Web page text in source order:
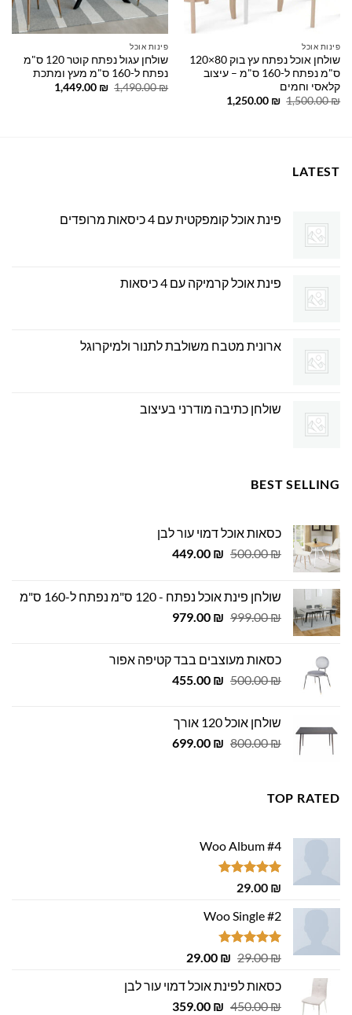
פינות אוכל
שולחן אוכל נפתח עץ בוק 80×120
ס"מ נפתח ל-160 ס"מ – עיצוב
קלאסי וחמים
1,500.00₪
המחיר
1,250.00 ₪
המחיר
פינות אוכל
שולחן עגול נפתח קוטר 120 ס"מ
נפתח ל-160 ס"מ מעץ ומתכת
1,490.00₪
המחיר
1,449.00 ₪
המחיר
LATEST
פינת אוכל קומפקטית עם 4 כיסאות מרופדים
פינת אוכל קרמיקה עם 4 כיסאות
ארונית מטבח משולבת לתנור ולמיקרוגל
שולחן כתיבה מודרני בעיצוב
BEST SELLING
כסאות אוכל דמוי עור לבן
500.00₪
המחיר
500.00 ₪.
449.00 ₪
המחיר
449.00 ₪.שולחן פינת אוכל נפתח - 120 ס"מ נפתח ל-160 ס"מ
999.00₪
המחיר
999.00 ₪.
979.00 ₪
המחיר
979.00 ₪.
כסאות מעוצבים בבד קטיפה אפור
500.00₪
המחיר
500.00 ₪.
455.00 ₪
המחיר
שולחן אוכל 120 אורך
800.00₪
המחיר
699.00 ₪
המחיר
TOP RATED
Woo Album #4
דורג5.00
29.00 ₪
Woo Single #2
דורג4.75
29.00₪
המחיר
היה:
29.00 ₪.
29.00 ₪
המחיר
הוא:
29.00 ₪.
כסאות לפינת אוכל דמוי עור לבן
450.00₪
המחיר
359.00 ₪
המחיר